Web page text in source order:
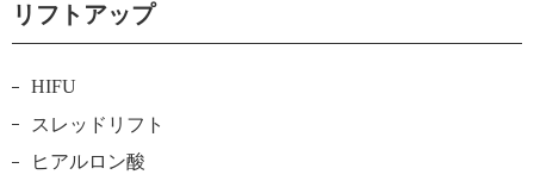
リフトアップ
HIFU
スレッドリフト
ヒアルロン酸